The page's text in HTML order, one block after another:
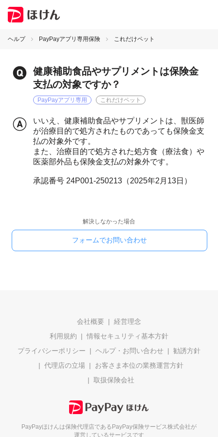
ヘルプ PayPayアプリ専用保険 これだけペット
健康補助食品やサプリメントは保険金
支払の対象ですか？
PayPayアプリ専用 これだけペット
いいえ、健康補助食品やサプリメントは、獣医師
が治療目的で処方されたものであっても保険金支
払の対象外です。
また、治療目的で処方された処方食（療法食）や
医薬部外品も保険金支払の対象外です。
承認番号 24P001-250213（2025年2月13日）
解決しなかった場合
フォームでお問い合わせ
会社概要
経営理念
利用規約
情報セキュリティ基本方針
プライバシーポリシー
ヘルプ・お問い合わせ
勧誘方針
代理店の立場
お客さま本位の業務運営方針
取扱保険会社
PayPayほけんは保険代理店である PayPay保険サービス株式会社が
運営しているサービスです